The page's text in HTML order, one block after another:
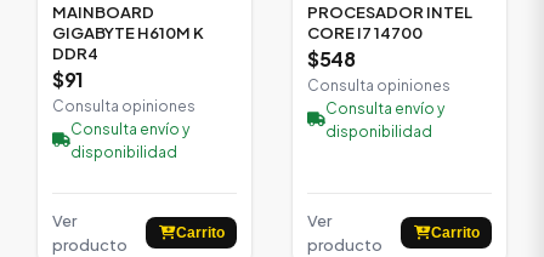
MAINBOARD
GIGABYTE H610M K
DDR4
$91
Consulta opiniones
Consulta envío y
disponibilidad
Ver
producto
Carrito
PROCESADOR INTEL
CORE I7 14700
$548
Consulta opiniones
Consulta envío y
disponibilidad
Ver
producto
Carrito